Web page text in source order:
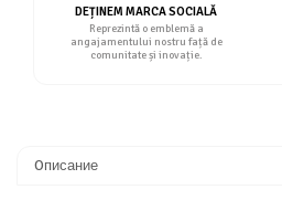
DEȚINEM MARCA SOCIALĂ
Reprezintă o emblemă a
angajamentului nostru față de
comunitate și inovație.
Oписание